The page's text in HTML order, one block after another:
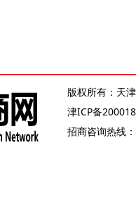
版权所有：天
津ICP备
招商咨询热线：